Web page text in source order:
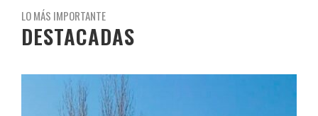
LO MÁS IMPORTANTE
DESTACADAS